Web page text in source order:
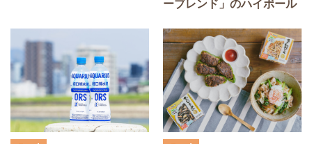
ーブレンド」のハイボール